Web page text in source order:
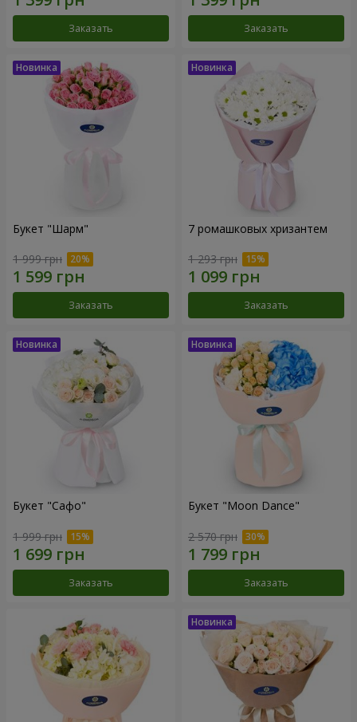
Заказать Заказать
Букет "Шарм"
1 999 грн
Заказать
7 ромашковых хризантем
1 293 грн
Заказать
Букет "Сафо"
1 999 грн
Заказать
Букет "Moon Dance"
2 570 грн
Заказать